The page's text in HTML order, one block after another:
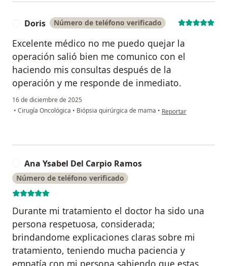
Doris Número de teléfono verificado
Excelente médico no me puedo quejar la
operación salió bien me comunico con el
haciendo mis consultas después de la
operación y me responde de inmediato.
16 de diciembre de 2025
• Cirugía Oncológica • Biópsia quirúrgica de mama • en opinión del usuario
Reportar
Ana Ysabel Del Carpio Ramos
Número de teléfono verificado
Durante mi tratamiento el doctor ha sido una
persona respetuosa, considerada;
brindandome explicaciones claras sobre mi
tratamiento, teniendo mucha paciencia y
empatía con mi persona sabiendo que estas